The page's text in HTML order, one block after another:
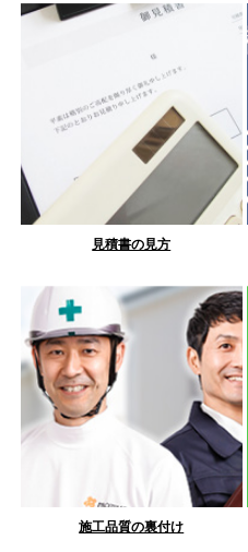
見積書の見方
施工品質の裏付け